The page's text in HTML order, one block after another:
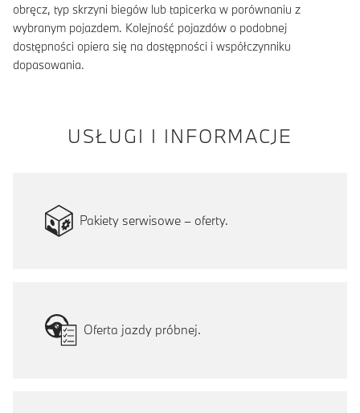
obręcz, typ skrzyni biegów lub tapicerka w porównaniu z
wybranym pojazdem. Kolejność pojazdów o podobnej
dostępności opiera się na dostępności i współczynniku
dopasowania.
USŁUGI I INFORMACJE
Pakiety serwisowe – oferty.
Oferta jazdy próbnej.